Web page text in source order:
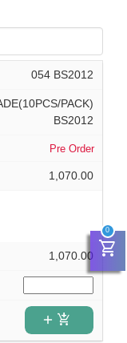
shopping_cart
0
054 BS2012
PACK)
BS2012
Pre Order
1,070.00
1,070.00
add_shopping_cart